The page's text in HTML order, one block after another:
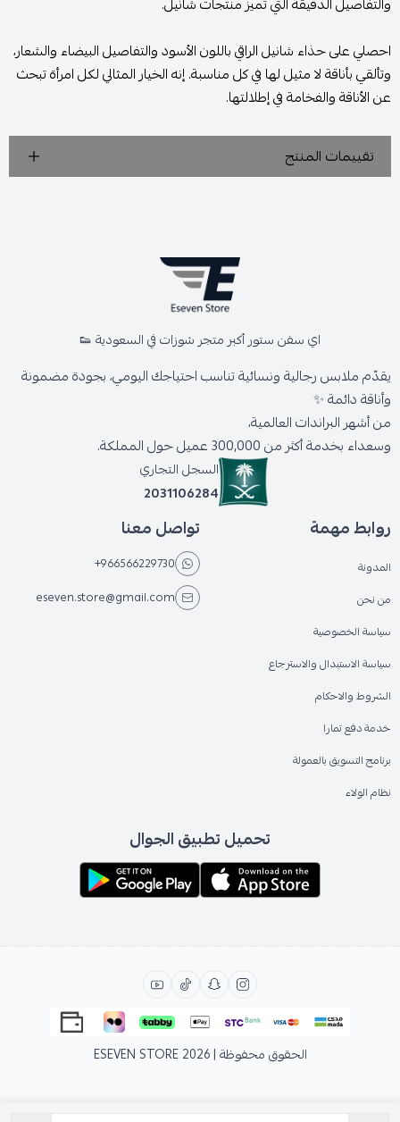
احصلي على حذاء شانيل الراقي باللون الأسود والتفاصيل البيضاء والشعار،
وتألقي بأناقة لا مثيل لها في كل مناسبة. إنه الخيار المثالي لكل امرأة تبحث
عن الأناقة والفخامة في إطلالتها.
تقييمات المنتج
اي سفن ستور أكبر متجر شوزات في السعودية 👟
يقدّم ملابس رجالية ونسائية تناسب احتياجك اليومي، بجودة مضمونة
وأناقة دائمة ✨
من أشهر البراندات العالمية،
وسعداء بخدمة أكثر من 300,000 عميل حول المملكة.
السجل التجاري
2031106284
روابط مهمة
المدونة
من نحن
سياسة الخصوصية
سياسة الاستبدال والاسترجاع
الشروط والاحكام
خدمة دفع تمارا
برنامج التسويق بالعمولة
نظام الولاء
تواصل معنا
+966566229730
eseven.store@gmail.com
تحميل تطبيق الجوال
الحقوق محفوظة | 2026 ESEVEN STORE